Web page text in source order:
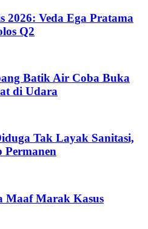
2026: Veda Ega Pratama
Q2
Batik Air Coba Buka
di Udara
Tak Layak Sanitasi,
Permanen
Maaf Marak Kasus